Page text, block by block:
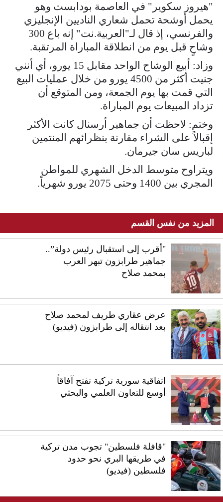
"هيروز سكوير" في العاصمة بودابست وهو
يحمل أوشحة تحمل شعاري الناديين الإنجليزي
والفرنسي، إذ قال لـ"العربية.نت" إنه باع 300
وشاحٍ قبل يوم من انطلاقة المباراة المرتقبة.
وزاد: أبيع الوشاح الواحد مقابل 15 يورو، أي أنني
جنيت أكثر من 4500 يورو من خلال عمليات البيع
التي قمت بها يوم الجمعة، ومن المتوقع أن
تزداد المبيعات يوم المباراة.
وختم: لاحظت أن جماهير أرسنال كانت الأكثر
إقبالاً على الشراء مقارنة بنظرائهم المنتمين
لباريس سان جيرمان.
ويتراوح متوسط الدخل الشهري للمواطن
المجري بين 1400 وحتى 2075 يورو شهرياً.
المزيد من نفس القسم
"أقرب إلى استقبال رئيس دولة”..
جماهير طرابزون تبهر العرب
بمحمد صلاح
عرض عقاري طريف لمحمد صلاح
بعد انتقاله إلى طرابزون (فيديو)
اتفاقية سورية تركية تفتح آفاقاً
أوسع للتعاون العلمي والبحثي
"قافلة فلسطين" تجوب مدن تركية
في طريقها البري نحو حدود
فلسطين (فيديو)